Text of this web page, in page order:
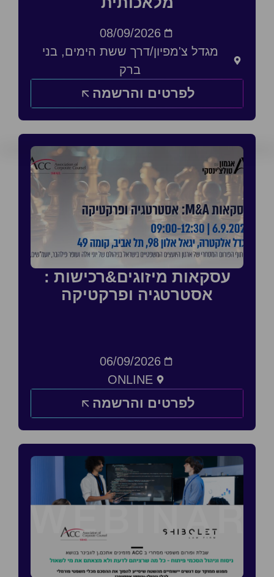
08/09/2026
מגדל צ'מפיון/דרך ששת הימים, בני
ברק
לפרטים והרשמה
עסקאות מיזוגים&רכישות :
אסטרטגיה ופרקטיקה
06/09/2026
ONLINE
לפרטים והרשמה